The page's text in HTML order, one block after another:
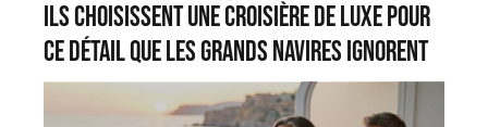
Ils choisissent une croisière de luxe pour
ce détail que les grands navires ignorent